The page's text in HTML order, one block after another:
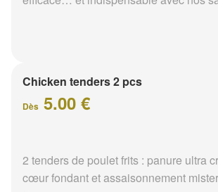
Chicken tenders 2 pcs
Dès 5.00 €
2 tenders de poulet frits : panure ultra
cœur fondant et assaisonnement